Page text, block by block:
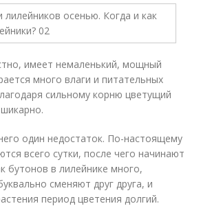
имеет немаленький, мощный
много влаги и питательных
сильному корню цветущий
один недостаток. По-настоящему
всего сутки, после чего начинают
бутонов в лилейнике много,
сменяют друг друга, и
период цветения долгий.